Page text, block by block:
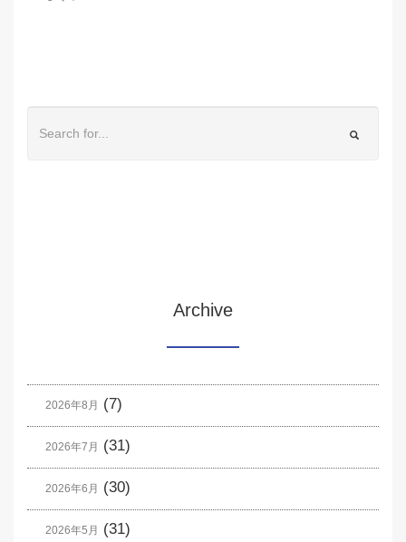
Archive
2026年8月 (7)
2026年7月 (31)
2026年6月 (30)
2026年5月 (31)